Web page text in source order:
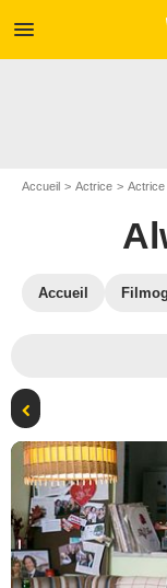
menu
Accueil Actrice Actrice
Accueil